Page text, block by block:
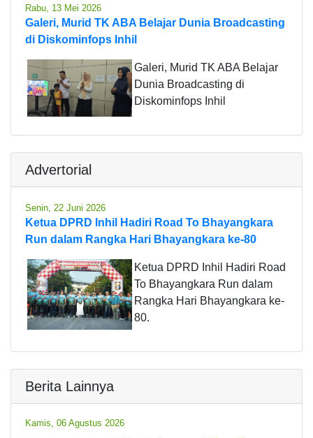
Rabu, 13 Mei 2026
Galeri, Murid TK ABA Belajar Dunia Broadcasting
di Diskominfops Inhil
Galeri, Murid TK ABA Belajar
Dunia Broadcasting di
Diskominfops Inhil
Advertorial
Senin, 22 Juni 2026
Ketua DPRD Inhil Hadiri Road To Bhayangkara
Run dalam Rangka Hari Bhayangkara ke-80
Ketua DPRD Inhil Hadiri Road
To Bhayangkara Run dalam
Rangka Hari Bhayangkara ke-
80.
Berita Lainnya
Kamis, 06 Agustus 2026